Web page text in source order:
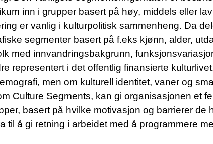
inn i grupper basert på høy, middels eller
er vanlig i kulturpolitisk sammenheng. Da
segmenter basert på f.eks kjønn, alder,
med innvandringsbakgrunn,
representert i det offentlig finansierte
men om kulturell identitet, vaner og
Culture Segments, kan gi organisasjonen et
basert på hvilke motivasjon og barrierer de
til å gi retning i arbeidet med å programmere